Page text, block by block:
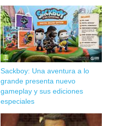
Sackboy: Una aventura a lo
grande presenta nuevo
gameplay y sus ediciones
especiales